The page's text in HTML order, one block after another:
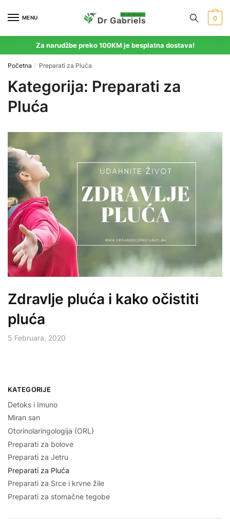
MENU 0
Za narudžbe preko 100KM je besplatna dostava!
Početna / Preparati za Pluća
Kategorija: Preparati za
Pluća
Zdravlje pluća i kako očistiti
pluća
5 Februara, 2020
KATEGORIJE
Detoks i Imuno
Miran san
Otorinolaringologija (ORL)
Preparati za bolove
Preparati za Jetru
Preparati za Pluća
Preparati za Srce i krvne žile
Preparati za stomačne tegobe